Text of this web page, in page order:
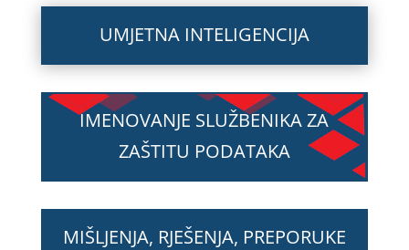
UMJETNA INTELIGENCIJA
IMENOVANJE SLUŽBENIKA ZA
ZAŠTITU PODATAKA
MIŠLJENJA, RJEŠENJA, PREPORUKE